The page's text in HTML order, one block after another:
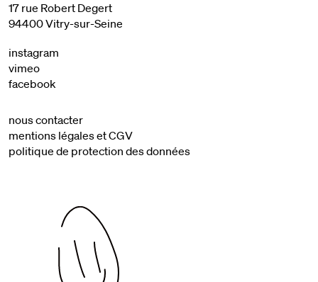
17 rue Robert Degert
94400 Vitry-sur-Seine
instagram
vimeo
facebook
nous contacter
mentions légales et CGV
politique de protection des données